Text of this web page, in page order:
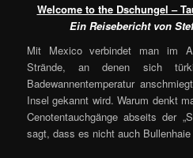
Welcome to the Dschungel –
Ein Reisebericht von
Mit Mexico verbindet man im
Strände, an denen sich
Badewannentemperatur
Insel gekannt wird. Warum denkt
Cenotentauchgänge abseits der
sagt, dass es nicht auch